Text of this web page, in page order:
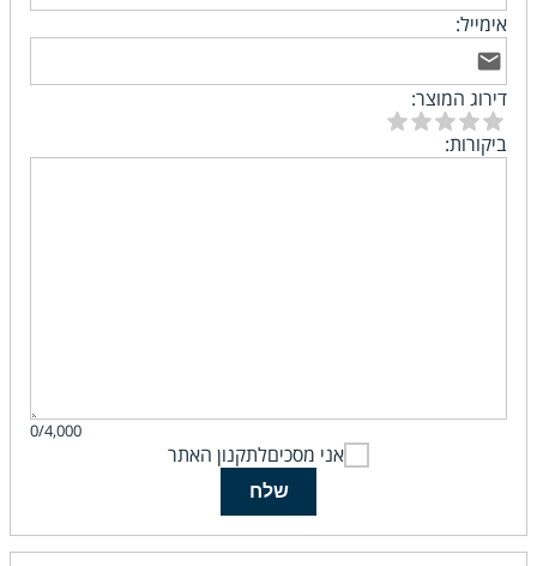
אימייל:
דירוג המוצר:
ביקורות:
0/4,000
אני מסכיםלתקנון האתר
שלח